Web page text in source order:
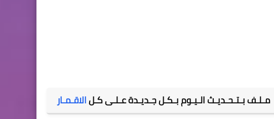
مـلـف بـتـحـديـث الـيـوم بـكـل جـديـدة عـلـى كـلالاقـمـار